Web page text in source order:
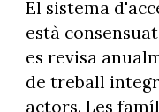
El sistema
està
es revisa
de treball
actors. Les